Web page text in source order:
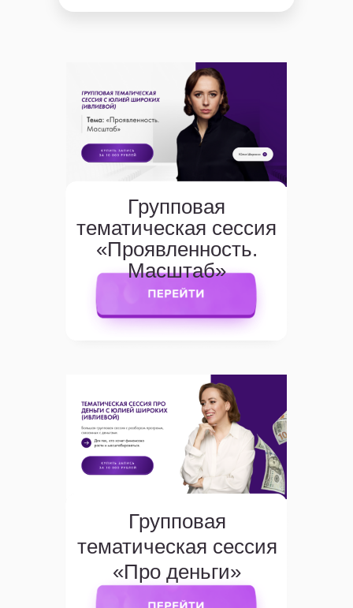
Групповая
тематическая сессия
«Проявленность.
Масштаб»
Групповая
тематическая сессия
«Про деньги»